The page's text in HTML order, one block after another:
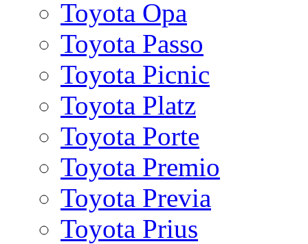
Toyota Opa
Toyota Passo
Toyota Picnic
Toyota Platz
Toyota Porte
Toyota Premio
Toyota Previa
Toyota Prius